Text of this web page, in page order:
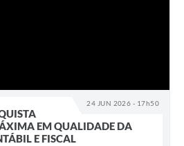
24 JUN 2026 - 17h50
EM QUALIDADE DA
E FISCAL